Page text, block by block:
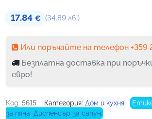
17.84 € (34.89 лв.)
Или поръчайте на телефон +359
Безплатна доставка при
евро!
Код: 5615 Категория: Дом и кухня
за пяна Диспенсър за сапун